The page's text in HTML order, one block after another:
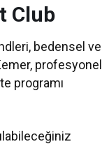
Club
bedensel ve
profesyonel
programı